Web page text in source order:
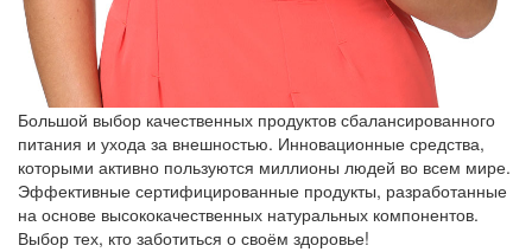
Большой выбор качественных продуктов сбалансированного
питания и ухода за внешностью. Инновационные средства,
которыми активно пользуются миллионы людей во всем мире.
Эффективные сертифицированные продукты, разработанные
на основе высококачественных натуральных компонентов.
Выбор тех, кто заботиться о своём здоровье!